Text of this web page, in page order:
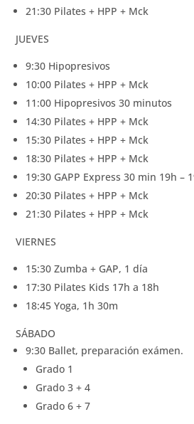
21:30 Pilates + HPP + Mck
JUEVES
9:30 Hipopresivos
10:00 Pilates + HPP + Mck
11:00 Hipopresivos 30 minutos
14:30 Pilates + HPP + Mck
15:30 Pilates + HPP + Mck
18:30 Pilates + HPP + Mck
19:30 GAPP Express 30 min 19h –
20:30 Pilates + HPP + Mck
21:30 Pilates + HPP + Mck
VIERNES
15:30 Zumba + GAP, 1 día
17:30 Pilates Kids 17h a 18h
18:45 Yoga, 1h 30m
SÁBADO
9:30 Ballet, preparación exámen.
Grado 1
Grado 3 + 4
Grado 6 + 7